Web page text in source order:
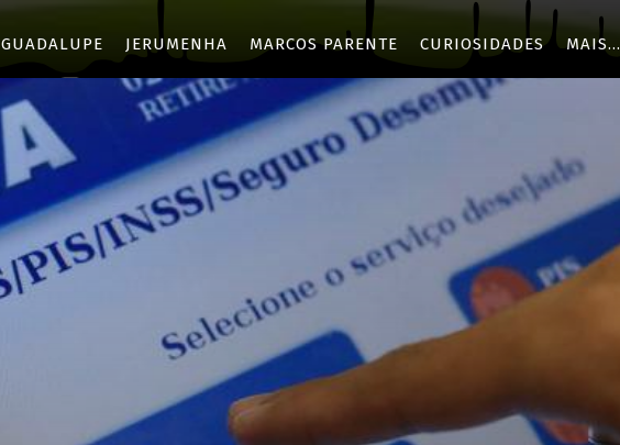
GUADALUPE JERUMENHA MARCOS PARENTE CURIOSIDADES MAIS...